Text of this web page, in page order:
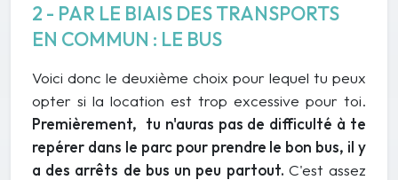
2 - PAR LE BIAIS DES TRANSPORTS
EN COMMUN : LE BUS
Voici donc le deuxième choix pour lequel tu peux
opter si la location est trop excessive pour toi.
Premièrement, tu n'auras pas de difficulté à te
repérer dans le parc pour prendre le bon bus, il y
a des arrêts de bus un peu partout. C'est assez